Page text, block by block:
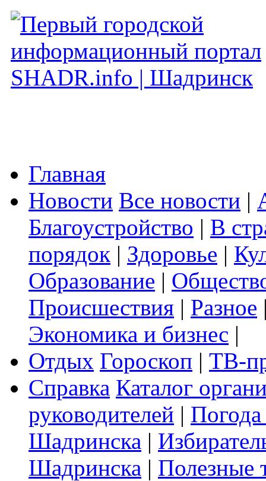
Главная
Новости Все новости |
Благоустройство | В
порядок | Здоровье |
Образование |
Происшествия | Разное
Экономика и бизнес |
Отдых Гороскоп | ТВ-
Справка Каталог
руководителей |
Шадринска |
Шадринска | Полезные